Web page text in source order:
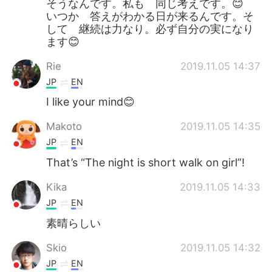
そうなんです。私も 同じ考えです。😊
いつか 答えがわかる日が来るんです。そ
して 継続は力なり。必ず自分の実になり
ます😊
Rie 2019.11.05 14:37
JP EN
I like your mind😊
Makoto 2019.11.05 14:35
JP EN
That’s “The night is short walk on girl”!
Kika 2019.11.05 14:33
JP EN
素晴らしい
Skio 2019.11.05 14:32
JP EN